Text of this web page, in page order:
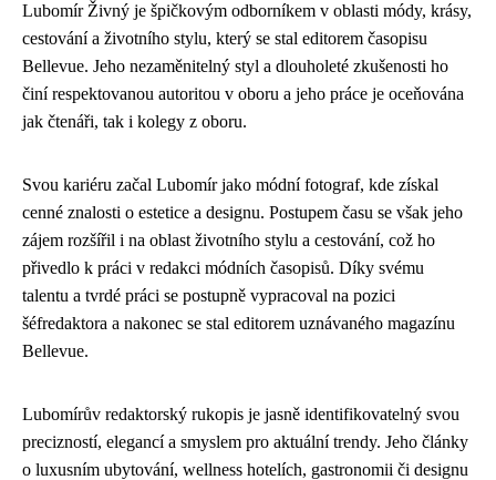
Lubomír Živný je špičkovým odborníkem v oblasti módy, krásy,
cestování a životního stylu, který se stal editorem časopisu
Bellevue. Jeho nezaměnitelný styl a dlouholeté zkušenosti ho
činí respektovanou autoritou v oboru a jeho práce je oceňována
jak čtenáři, tak i kolegy z oboru.
Svou kariéru začal Lubomír jako módní fotograf, kde získal
cenné znalosti o estetice a designu. Postupem času se však jeho
zájem rozšířil i na oblast životního stylu a cestování, což ho
přivedlo k práci v redakci módních časopisů. Díky svému
talentu a tvrdé práci se postupně vypracoval na pozici
šéfredaktora a nakonec se stal editorem uznávaného magazínu
Bellevue.
Lubomírův redaktorský rukopis je jasně identifikovatelný svou
precizností, elegancí a smyslem pro aktuální trendy. Jeho články
o luxusním ubytování, wellness hotelích, gastronomii či designu